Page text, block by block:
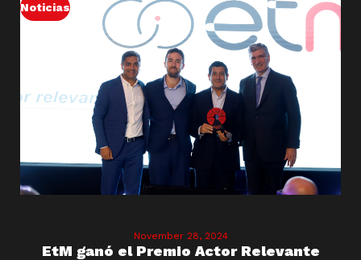
Noticias
November 28, 2024
EtM ganó el Premio Actor Relevante